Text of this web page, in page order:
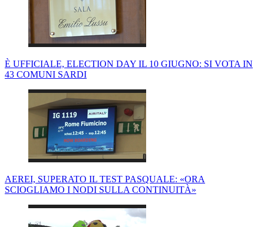
È UFFICIALE, ELECTION DAY IL 10 GIUGNO: SI VOTA IN
43 COMUNI SARDI
AEREI, SUPERATO IL TEST PASQUALE: «ORA
SCIOGLIAMO I NODI SULLA CONTINUITÀ»